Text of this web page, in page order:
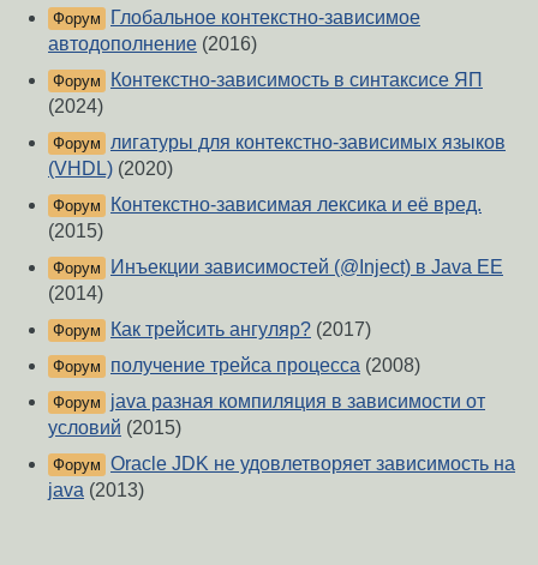
Форум
Глобальное контекстно-зависимое
автодополнение (2016)
Форум
Контекстно-зависимость в синтаксисе ЯП
(2024)
Форум
лигатуры для контекстно-зависимых языков
(VHDL) (2020)
Форум
Контекстно-зависимая лексика и её вред.
(2015)
Форум
Инъекции зависимостей (@Inject) в Java EE
(2014)
Форум Как трейсить ангуляр? (2017)
Форум получение трейса процесса (2008)
Форум
java разная компиляция в зависимости от
условий (2015)
Форум Oracle JDK не удовлетворяет зависимость на
java (2013)